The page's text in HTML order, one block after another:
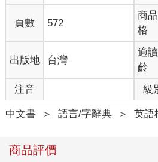
頁數 572
商
格
出版地 台灣
適
齡
注音 級
中文書 ＞ 語言/字辭典 ＞ 英語
商品評價